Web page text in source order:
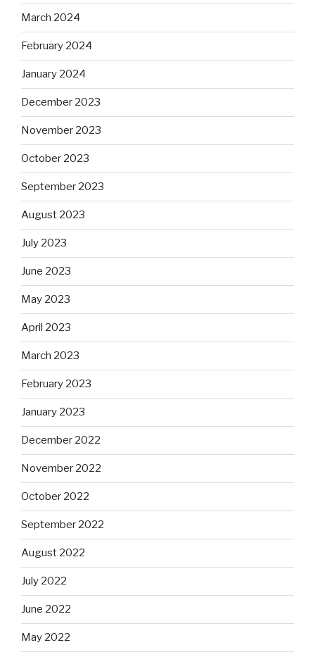
March 2024
February 2024
January 2024
December 2023
November 2023
October 2023
September 2023
August 2023
July 2023
June 2023
May 2023
April 2023
March 2023
February 2023
January 2023
December 2022
November 2022
October 2022
September 2022
August 2022
July 2022
June 2022
May 2022